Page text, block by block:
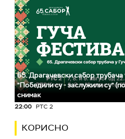
65. Драгачевски сабор трубача
"Победили су - заслужили су"
снимак
22:00 РТС 2
КОРИСНО